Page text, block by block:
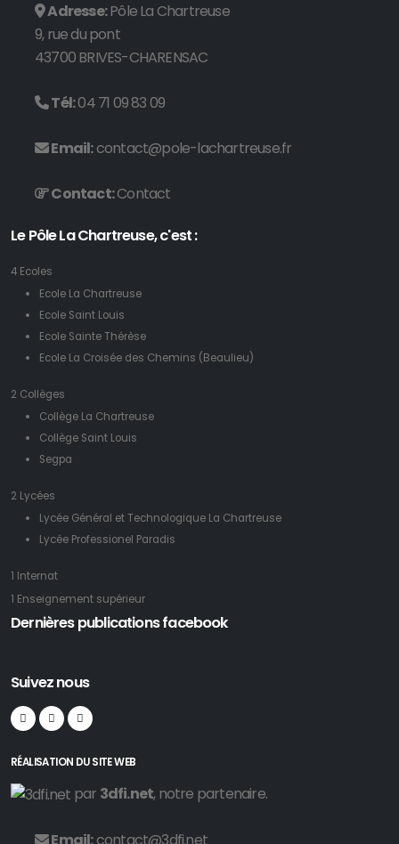
Adresse:Pôle La Chartreuse
9, rue du pont
43700 BRIVES-CHARENSAC
Tél:04 71 09 83 09
Email:contact@pole-lachartreuse.fr
Contact:Contact
Le Pôle La Chartreuse, c'est :
4 Ecoles
Ecole La Chartreuse
Ecole Saint Louis
Ecole Sainte Thérèse
Ecole La Croisée des Chemins (Beaulieu)
2 Collèges
Collège La Chartreuse
Collège Saint Louis
Segpa
2 Lycées
Lycée Général et Technologique La Chartreuse
Lycée Professionel Paradis
1 Internat
1 Enseignement supérieur
Dernières publications facebook
Suivez nous
RÉALISATION DU SITE WEB
par 3dfi.net, notre partenaire.
Email:contact@3dfi.net